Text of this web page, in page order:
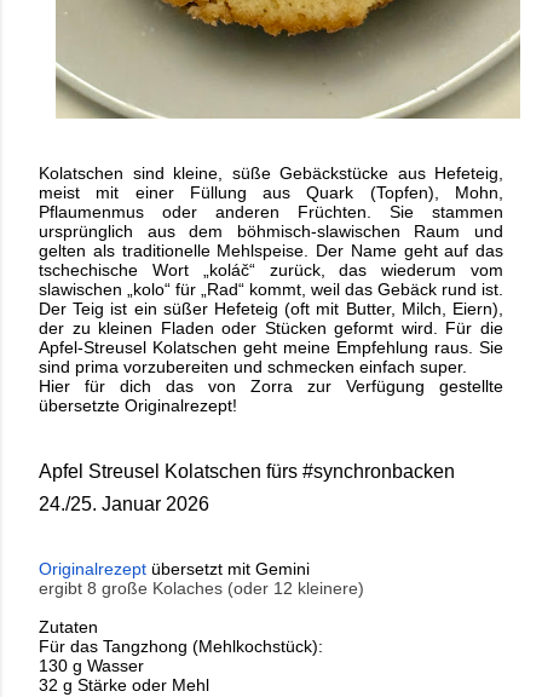
Kolatschen sind kleine, süße Gebäckstücke aus Hefeteig,
meist mit einer Füllung aus Quark (Topfen), Mohn,
Pflaumenmus oder anderen Früchten. Sie stammen
ursprünglich aus dem böhmisch‑slawischen Raum und
gelten als traditionelle Mehlspeise. Der Name geht auf das
tschechische Wort „koláč“ zurück, das wiederum vom
slawischen „kolo“ für „Rad“ kommt, weil das Gebäck rund ist.
Der Teig ist ein süßer Hefeteig (oft mit Butter, Milch, Eiern),
der zu kleinen Fladen oder Stücken geformt wird. Für die
Apfel-Streusel Kolatschen geht meine Empfehlung raus. Sie
sind prima vorzubereiten und schmecken einfach super.
Hier für dich das von Zorra zur Verfügung gestellte
übersetzte Originalrezept!
Apfel Streusel Kolatschen fürs #synchronbacken
24./25. Januar 2026
Originalrezept übersetzt mit Gemini
ergibt 8 große Kolaches (oder 12 kleinere)
Zutaten
Für das Tangzhong (Mehlkochstück):
130 g Wasser
32 g Stärke oder Mehl